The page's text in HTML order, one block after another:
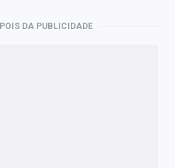
DA PUBLICIDADE